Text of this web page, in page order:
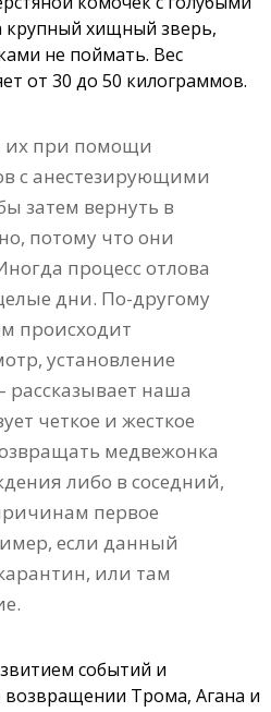
крупный хищный зверь,
не поймать. Вес
от 30 до 50 килограммов.
их при помощи
с анестезирующими
затем вернуть в
потому что они
процесс отлова
дни. По-другому
происходит
установление
рассказывает наша
четкое и жесткое
медвежонка
либо в соседний,
первое
если данный
или там
событий и
Трома, Агана и